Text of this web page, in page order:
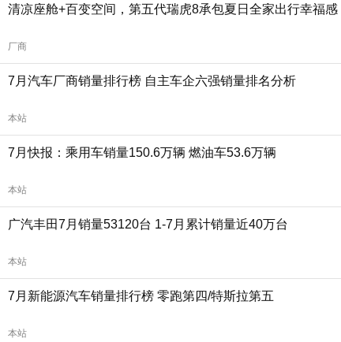
清凉座舱+百变空间，第五代瑞虎8承包夏日全家出行幸福感
厂商
7月汽车厂商销量排行榜 自主车企六强销量排名分析
本站
7月快报：乘用车销量150.6万辆 燃油车53.6万辆
本站
广汽丰田7月销量53120台 1-7月累计销量近40万台
本站
7月新能源汽车销量排行榜 零跑第四/特斯拉第五
本站